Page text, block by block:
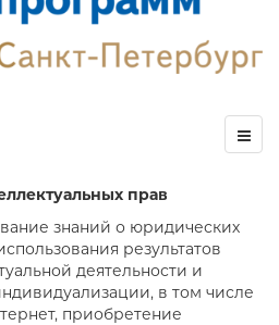
прав
знаний о юридических
результатов
деятельности и
в том числе
приобретение